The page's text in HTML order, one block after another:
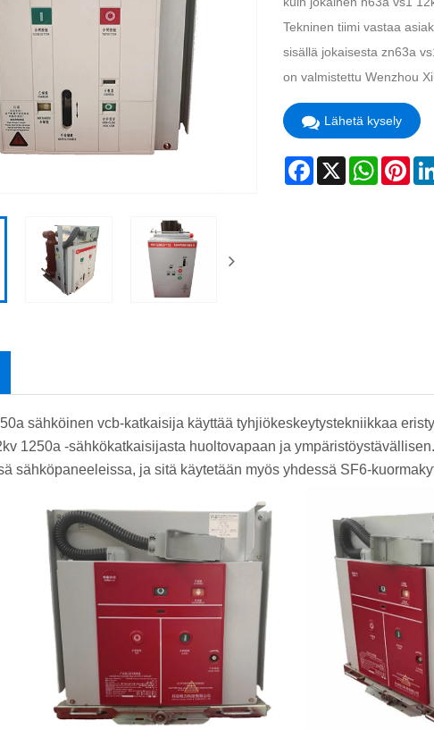
Tekninen tiimi vastaa
sisällä jokaisesta zn63a
on valmistettu Wenzhou
Lähetä kysely
Facebook
X WhatsApp
sähköinen vcb-katkaisija käyttää tyhjiökeskeytystekniikkaa
1250a -sähkökatkaisijasta huoltovapaan ja
sähköpaneeleissa, ja sitä käytetään myös yhdessä SF6-